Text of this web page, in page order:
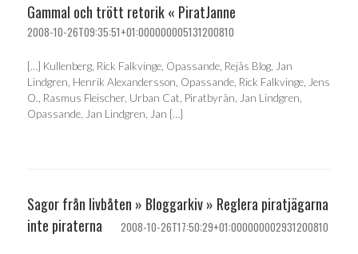
Gammal och trött retorik « PiratJanne
2008-10-26T09:35:51+01:000000005131200810
[…] Kullenberg, Rick Falkvinge, Opassande, Rejås Blog, Jan
Lindgren, Henrik Alexandersson, Opassande, Rick Falkvinge, Jens
O., Rasmus Fleischer, Urban Cat, Piratbyrån, Jan Lindgren,
Opassande, Jan Lindgren, Jan […]
Sagor från livbåten » Bloggarkiv » Reglera piratjägarna
inte piraterna
2008-10-26T17:50:29+01:000000002931200810